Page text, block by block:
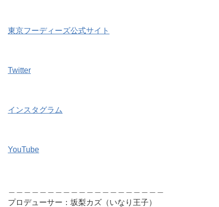
東京フーディーズ公式サイト
Twitter
インスタグラム
YouTube
プロデューサー：坂梨カズ（いなり王子）